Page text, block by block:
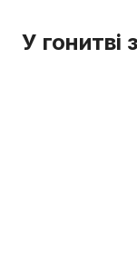
У гонитві